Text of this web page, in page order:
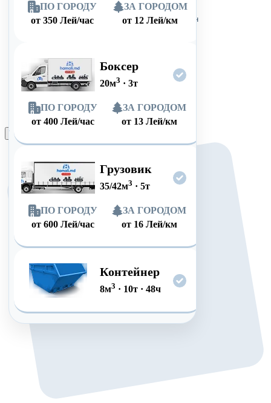
ПО ГОРОДУ
от 350 Лей/час
ЗА ГОРОДОМ
от 12 Лей/км
Боксер
20м3 · 3т
ПО ГОРОДУ
от 400 Лей/час
ЗА ГОРОДОМ
от 13 Лей/км
Грузовик
35/42м3 · 5т
ПО ГОРОДУ
от 600 Лей/час
ЗА ГОРОДОМ
от 16 Лей/км
Контейнер
8м3 · 10т· 48ч
Оформить заказ